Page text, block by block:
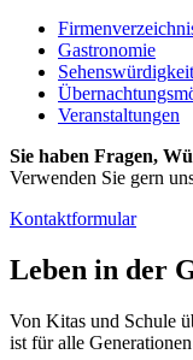
Gastronomie
Veranstaltungen
Sie haben Fragen,
Verwenden Sie gern
Kontaktformular
Leben in der
Von Kitas und Schule
ist für alle